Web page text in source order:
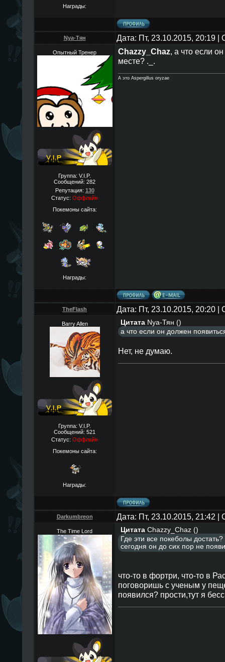
Награды:
Nya-Тян Дата: Пт, 23.10.2015, 20:19
Опытный Тренер
Группа: V.I.P.
Сообщений: 282
Репутация: 130
Статус: Оффлайн
Покемоны сайта:
Награды:
Chazzy_Chaz, а что если
месте? ._.
А это Aspergillus oryzae
TheFlаsh Дата: Пт, 23.10.2015, 20:20
Barry Allen
Группа: V.I.P.
Сообщений: 521
Статус: Оффлайн
Покемоны сайта:
Награды:
Цитата Nya-Тян ()
а что если он должен
Нет, не думаю.
Darkumbreon Дата: Пт, 23.10.2015, 21:42
The Time Lord Цитата Chazzy_Chaz()
Где эти все покеболы
сегодня он до сих пор не
что-то в фортри, что-то в
поговоришь с ученым у
появился? прости,тут я